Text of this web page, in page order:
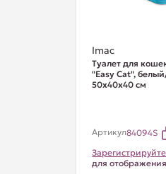
Imac
Туалет для
"Easy Cat",
50х40х40 см
Артикул84094S
для